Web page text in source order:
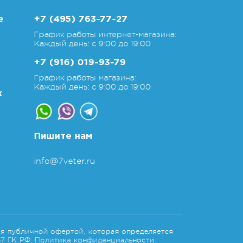
+7 (495) 763-77-27
График работы интернет-магазина:
Каждый день: с 9:00 до 19:00
+7 (916) 019-93-79
График работы магазина:
Каждый день: с 9:00 до 19:00
Пишите нам
info@7veter.ru
публичной офертой, которая определяется
ГК РФ. Политика конфиденциальности.